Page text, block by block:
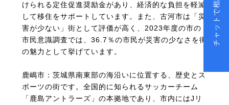
けられる定住促進奨励金があり、経済的な負担を軽減
して移住をサポートしています。また、古河市は「災
害が少ない」街として評価が高く、2023年度の市の
市民意識調査では、36.7％の市民が災害の少なさを街
の魅力として挙げています。
鹿嶋市：茨城県南東部の海沿いに位置する、歴史とス
ポーツの街です。全国的に知られるサッカーチーム
「鹿島アントラーズ」の本拠地であり、市内にはJリ